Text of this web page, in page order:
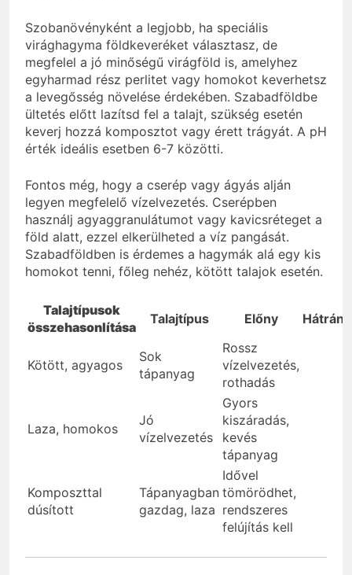
Szobanövényként a legjobb, ha speciális
virághagyma földkeveréket választasz, de
megfelel a jó minőségű virágföld is, amelyhez
egyharmad rész perlitet vagy homokot keverhetsz
a levegősség növelése érdekében. Szabadföldbe
ültetés előtt lazítsd fel a talajt, szükség esetén
keverj hozzá komposztot vagy érett trágyát. A pH
érték ideális esetben 6-7 közötti.
Fontos még, hogy a cserép vagy ágyás alján
legyen megfelelő vízelvezetés. Cserépben
használj agyaggranulátumot vagy kavicsréteget a
föld alatt, ezzel elkerülheted a víz pangását.
Szabadföldben is érdemes a hagymák alá egy kis
homokot tenni, főleg nehéz, kötött talajok esetén.
Talajtípusok
összehasonlítása
Talajtípus Előny Hátrány
Kötött, agyagos
Sok
tápanyag
Rossz
vízelvezetés,
rothadás
Laza, homokos
Jó
vízelvezetés
Gyors
kiszáradás,
kevés
tápanyag
Komposzttal
dúsított
Tápanyagban
gazdag, laza
Idővel
tömörödhet,
rendszeres
felújítás kell